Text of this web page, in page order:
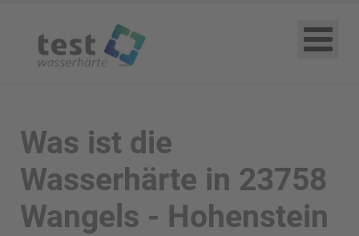
Was ist die
Wasserhärte in 23758
Wangels - Hohenstein